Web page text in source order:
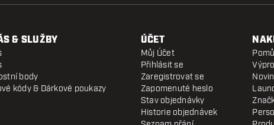
& SLUŽBY
body
kódy & Dárkové poukazy
ÚČET
Můj Účet
Přihlásit se
Zaregistrovat se
Zapomenuté heslo
Stav objednávky
Historie objednávek